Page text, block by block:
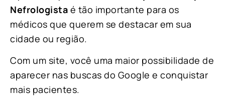
Nefrologista é tão importante para os
médicos que querem se destacar em sua
cidade ou região.
Com um site, você uma maior possibilidade de
aparecer nas buscas do Google e conquistar
mais pacientes.